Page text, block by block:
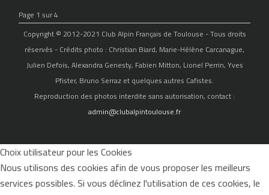
Page 1 sur 4
Copyright © 2012-2021 Club Alpin Français de Toulouse - Tous droits
réservés - Crédits photo : Christian Biard, Marie-Hélène Carcanague,
Julien Defois, Alexandra Genesty, Fabien Mitton, Lionel Perrin, Yves
Pfister, Bruno Serraz et quelques autres Cafistes.
Reproduction des photos interdite sans autorisation, contact :
admin@clubalpintoulouse.fr
Choix utilisateur pour les Cookies
Nous utilisons des cookies afin de vous proposer les meilleurs
services possibles. Si vous déclinez l'utilisation de ces cookies, le